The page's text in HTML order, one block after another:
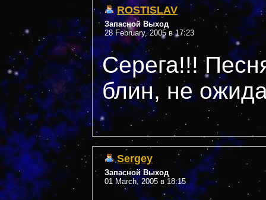
ROSTISLAV
Запасной Выход
28 February, 2005 в 17:23
Серега!!!
блин, не
Sergey
Запасной Выход
01 March, 2005 в 18:15